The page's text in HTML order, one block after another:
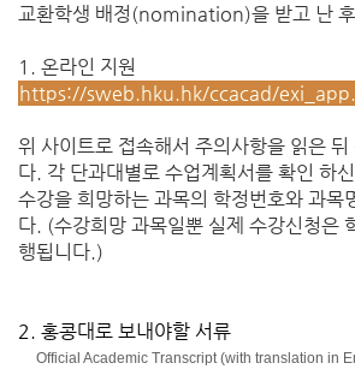
교환학생 배정(nomination)을 받고 난 후
1. 온라인 지원
https://sweb.hku.hk/ccacad/
위 사이트로 접속해서 주의사항을 읽은 뒤
다. 각 단과대별로 수업계획서를 확인 하
수강을 희망하는 과목의 학정번호와 과목
다. (수강희망 과목일뿐 실제 수강신청은
행됩니다.)
2. 홍콩대로 보내야할 서류
Official Academic Transcript (with translation in